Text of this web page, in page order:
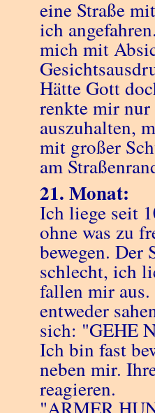
eine Straße
ich
mich mit
Hätte Gott
renkte mir
auszuhalten,
mit großer
am
21. Monat:
Ich liege seit
ohne was zu
bewegen.
schlecht, ich
fallen mir
entweder
sich: "GEHE
Ich bin fast
neben mir.
reagieren.